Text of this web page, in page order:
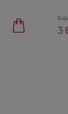
7
3